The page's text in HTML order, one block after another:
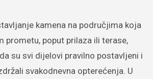
kamena na područjima koja
prometu, poput prilaza ili terase,
su svi dijelovi pravilno postavljeni i
svakodnevna opterećenja. U